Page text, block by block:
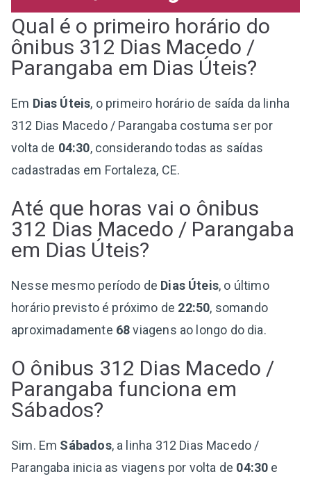
Qual é o primeiro horário do
ônibus 312 Dias Macedo /
Parangaba em Dias Úteis?
Em Dias Úteis, o primeiro horário de saída da linha
312 Dias Macedo / Parangaba costuma ser por
volta de 04:30, considerando todas as saídas
cadastradas em Fortaleza, CE.
Até que horas vai o ônibus
312 Dias Macedo / Parangaba
em Dias Úteis?
Nesse mesmo período de Dias Úteis, o último
horário previsto é próximo de 22:50, somando
aproximadamente 68viagens ao longo do dia.
O ônibus 312 Dias Macedo /
Parangaba funciona em
Sábados?
Sim. Em Sábados, a linha 312 Dias Macedo /
Parangaba inicia as viagens por volta de 04:30 e